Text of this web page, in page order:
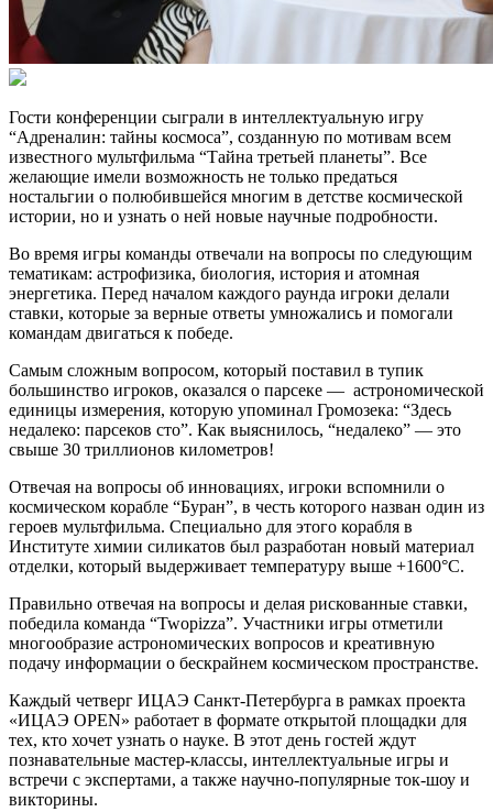
Гости конференции сыграли в интеллектуальную игру
“Адреналин: тайны космоса”, созданную по мотивам всем
известного мультфильма “Тайна третьей планеты”. Все
желающие имели возможность не только предаться
ностальгии о полюбившейся многим в детстве космической
истории, но и узнать о ней новые научные подробности.
Во время игры команды отвечали на вопросы по следующим
тематикам: астрофизика, биология, история и атомная
энергетика. Перед началом каждого раунда игроки делали
ставки, которые за верные ответы умножались и помогали
командам двигаться к победе.
Самым сложным вопросом, который поставил в тупик
большинство игроков, оказался о парсеке — астрономической
единицы измерения, которую упоминал Громозека: “Здесь
недалеко: парсеков сто”. Как выяснилось, “недалеко” — это
свыше 30 триллионов километров!
Отвечая на вопросы об инновациях, игроки вспомнили о
космическом корабле “Буран”, в честь которого назван один из
героев мультфильма. Специально для этого корабля в
Институте химии силикатов был разработан новый материал
отделки, который выдерживает температуру выше +1600°C.
Правильно отвечая на вопросы и делая рискованные ставки,
победила команда “Twopizza”. Участники игры отметили
многообразие астрономических вопросов и креативную
подачу информации о бескрайнем космическом пространстве.
Каждый четверг ИЦАЭ Санкт-Петербурга в рамках проекта
«ИЦАЭ OPEN» работает в формате открытой площадки для
тех, кто хочет узнать о науке. В этот день гостей ждут
познавательные мастер-классы, интеллектуальные игры и
встречи с экспертами, а также научно-популярные ток-шоу и
викторины.